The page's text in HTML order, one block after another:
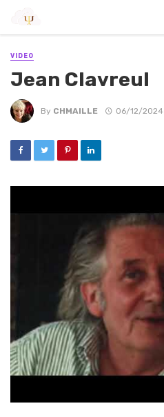
VIDEO
Jean Clavreul
By CHMAILLE 06/12/2024